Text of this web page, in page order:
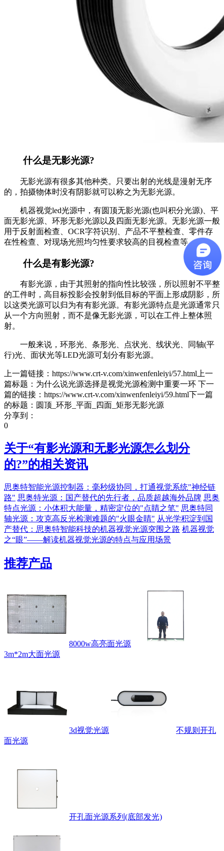
什么是无影光源?
无影光源有很多其他种类。只要出射的光线是漫射无序
的，拍摄物体时没有阴影就可以称之为无影光源。
机器视觉led光源中，有圆顶无影光源(也叫积分光源)、平
面无影光源、环形无影光源以及四面无影光源。无影光源一般
用于反射面检查、OCR字符识别、产品不平整检查、零件存
在性检查、对现场光照均匀性要求较高的目视检查等。
什么是有影光源?
有影光源，由于其照射的指向性比较强，所以照射不平整
的工件时，高目标投影会投射到低目标的平面上形成阴影，所
以这类光源可以归为有有影光源。有影光源特点是光源通常只
从一个方向照射，而不是像无影光源，可以在工件上整体照
射。
一般来说，环形光、条形光、点状光、线状光、同轴(平
行)光、面状光等LED光源可划分有影光源。
上一篇链接：https://www.crt-v.com/xinwenfenleiyi/57.html上一
篇标题：为什么说光源选择是视觉光源检测中重要一环 下一
篇的链接：https://www.crt-v.com/xinwenfenleiyi/59.html下一篇
的标题：圆顶_环形_平面_四面_矩形无影光源
分享到：
0
关于“有影光源和无影光源怎么划分
的?”的相关资讯
思奥特智能光源控制器：毫秒级协同，打通视觉系统"神经链
路" 思奥特光源：国产替代的先行者，品质超越海外品牌 思奥
特点光源：小体积大能量，精密定位的"点睛之笔" 思奥特同
轴光源：攻克高反光检测难题的"火眼金睛" 从光学积淀到国
产替代：思奥特智能科技的机器视觉光源突围之路 机器视觉
之“眼”——解读机器视觉光源的特点与应用场景
推荐产品
8000w高亮面光源
3m*2m大面光源
3d视觉光源
不规则开孔
面光源
开孔面光源系列(底部发光)